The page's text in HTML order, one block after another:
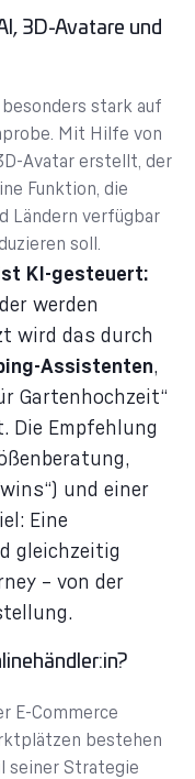
3D-Avatare und
stark auf
Mit Hilfe von
Avatar erstellt, der
Funktion, die
Ländern verfügbar
soll.
KI-gesteuert:
werden
wird das durch
Assistenten,
Gartenhochzeit“
Die Empfehlung
und einer
Eine
gleichzeitig
– von der
E-Commerce
bestehen
seiner Strategie